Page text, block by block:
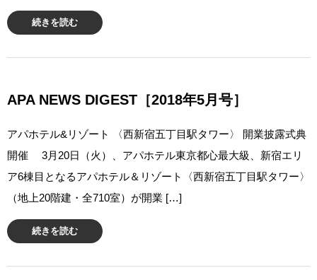
続きを読む
APA NEWS DIGEST［2018年5月号］
アパホテル&リゾート 〈西新宿五丁目駅タワー〉 開業披露式典
開催 3月20日（火）、アパホテル東京都心最大級、新宿エリ
ア6棟目となるアパホテル＆リゾート〈西新宿五丁目駅タワー〉
（地上20階建・全710室）が開業 […]
続きを読む